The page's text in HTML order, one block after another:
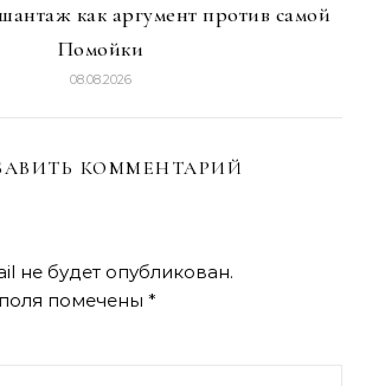
как аргумент против самой
Помойки
08.08.2026
КОММЕНТАРИЙ
не будет опубликован.
помечены *